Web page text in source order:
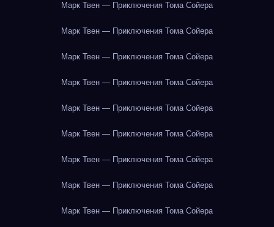
Марк Твен — Приключения Тома Сойера
Марк Твен — Приключения Тома Сойера
Марк Твен — Приключения Тома Сойера
Марк Твен — Приключения Тома Сойера
Марк Твен — Приключения Тома Сойера
Марк Твен — Приключения Тома Сойера
Марк Твен — Приключения Тома Сойера
Марк Твен — Приключения Тома Сойера
Марк Твен — Приключения Тома Сойера